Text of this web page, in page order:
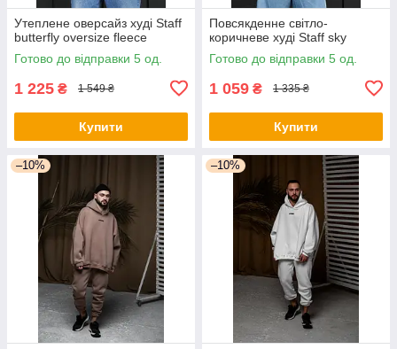
Утеплене оверсайз худі Staff
butterfly oversize fleece
Готово до відправки 5 од.
1 225 ₴ 1 549 ₴
Купити
Повсякденне світло-
коричневе худі Staff sky
Готово до відправки 5 од.
1 059 ₴ 1 335 ₴
Купити
–10% –10%